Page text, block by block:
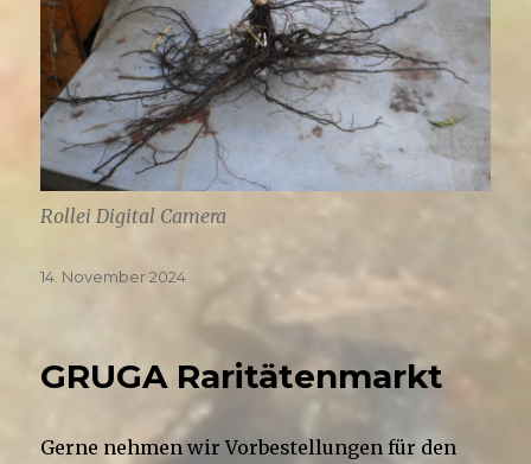
Rollei Digital Camera
Veröffentlicht
14. November 2024
GRUGA Raritätenmarkt
Gerne nehmen wir Vorbestellungen für den